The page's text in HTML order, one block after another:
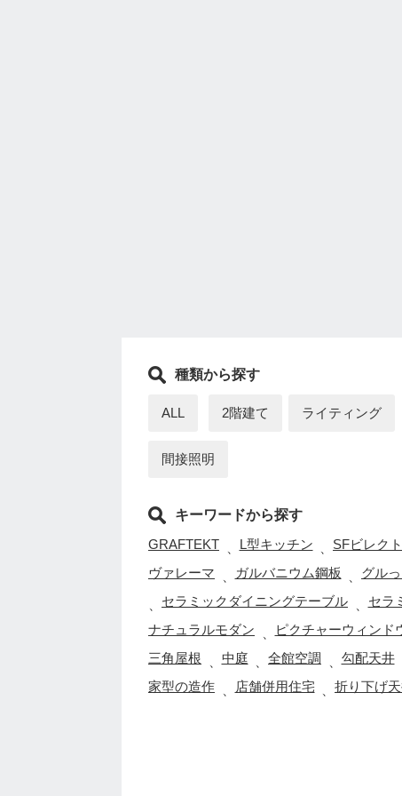
種類から探す
ALL 2階建て ライティング
間接照明
キーワードから探す
GRAFTEKT
、L型キッチン SFビレクト
ヴァレーマ
、ガルバニウム鋼板 グル
セラミックダイニングテーブル 、セラ
ナチュラルモダン
、ピクチャーウィンド
三角屋根
、中庭 全館空調 、勾配天井
家型の造作
、店舗併用住宅 折り下げ